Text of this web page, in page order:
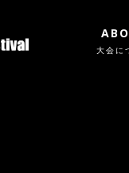
大会に